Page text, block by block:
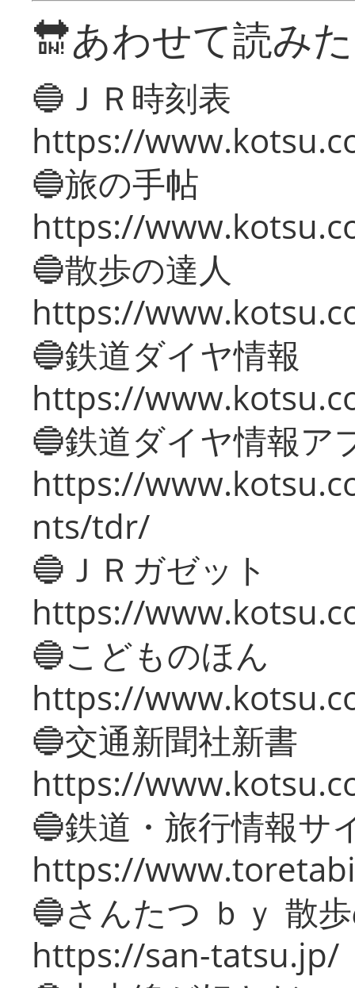
🔛あわせて読み
🔵ＪＲ時刻表
https://
🔵旅の手帖
https://
🔵散歩の達人
https://
🔵鉄道ダイヤ情報
https://
🔵鉄道ダイヤ情報ア
https://
nts/tdr/
🔵ＪＲガゼット
https://
🔵こどものほん
https://
🔵交通新聞社新書
https://
🔵鉄道・旅行情報サ
https://
🔵さんたつ ｂｙ 散
https://san-tatsu.jp/